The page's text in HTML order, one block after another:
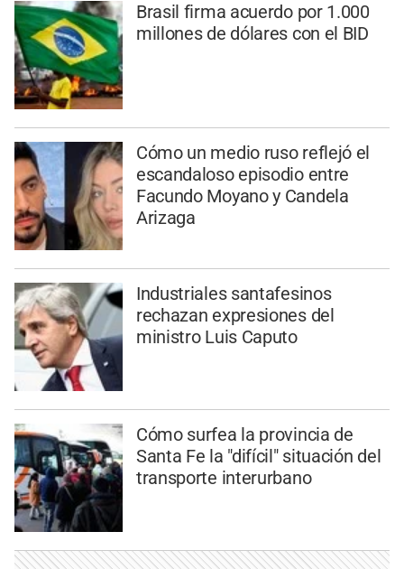
Brasil firma acuerdo por 1.000
millones de dólares con el BID
Cómo un medio ruso reflejó el
escandaloso episodio entre
Facundo Moyano y Candela
Arizaga
Industriales santafesinos
rechazan expresiones del
ministro Luis Caputo
Cómo surfea la provincia de
Santa Fe la "difícil" situación del
transporte interurbano